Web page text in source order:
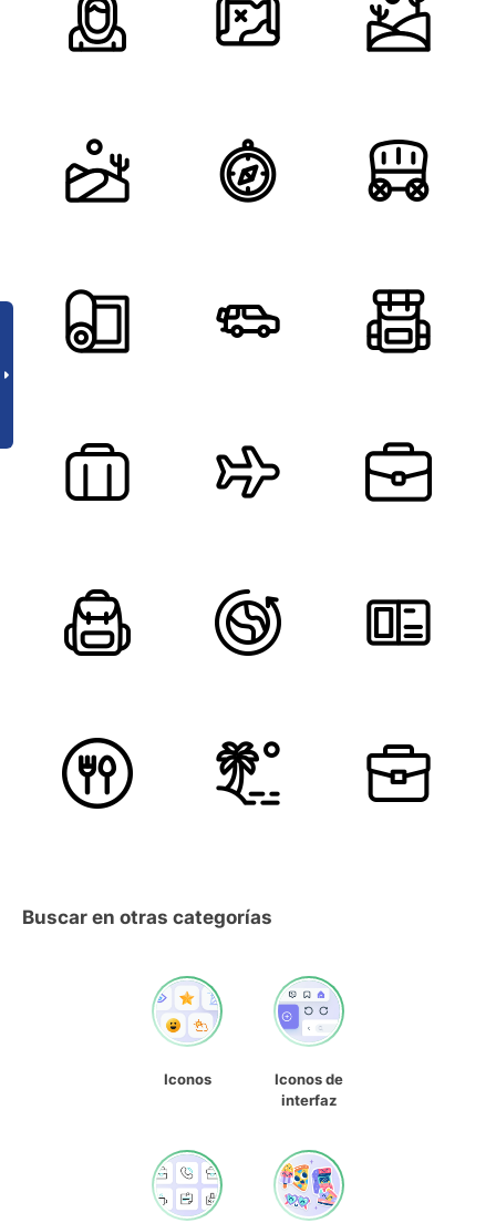
Buscar en otras categorías
Iconos
Iconos de
interfaz